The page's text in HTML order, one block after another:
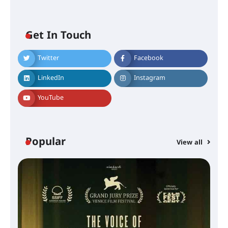
Get In Touch
Twitter Facebook
LinkedIn Instagram
YouTube
Popular View all
സെന്റ് ജോസഫ്സ് കോളജ്
കോമേഴ്‌സ് അസോസിയേഷന്
തുടക്കമായി